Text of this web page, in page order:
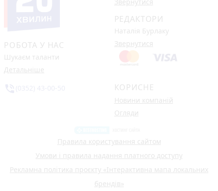
РОБОТА У НАС
Шукаєм таланти
Детальніше
РЕДАКТОРИ
Наталія Бурлаку
Звернутися
КОРИСНЕ
Новини компаній
Огляди
Правила користування сайтом
Умови і правила надання платного доступу
Рекламна політика проєкту «Інтерактивна мапа локальних
брендів»